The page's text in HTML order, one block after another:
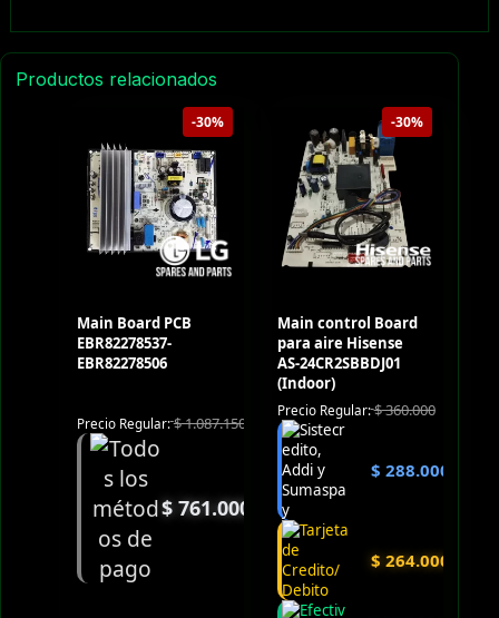
Productos relacionados
-30%
Main Board PCB
EBR82278537-
EBR82278506
Precio Regular:$1.087.150
$761.000
-30%
Main control Board
para aire Hisense
AS-24CR2SBBDJ01
(Indoor)
Precio Regular:$360.000
$ 288.000
$ 264.000